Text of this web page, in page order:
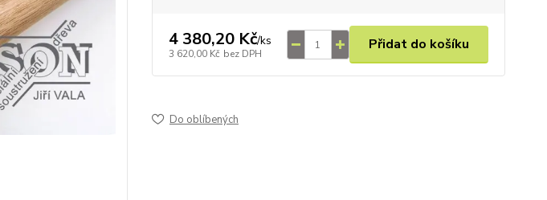
4 380,20 Kč/ks
3 620,00 Kč bez DPH
Přidat do košíku
Do oblíbených